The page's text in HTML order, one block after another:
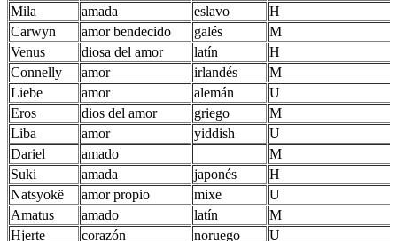
Mila
amada eslavo
H
Carwyn
amor bendecido galés
M
Venus
diosa del amor latín
H
Connelly
amor irlandés
M
Liebe
amor alemán
U
Eros
dios del amor griego
M
Liba
amor yiddish
U
Dariel
amado
M
Suki
amada japonés
H
Natsyokë
amor propio mixe
U
Amatus
amado latín
M
Hjerte
corazón noruego
U